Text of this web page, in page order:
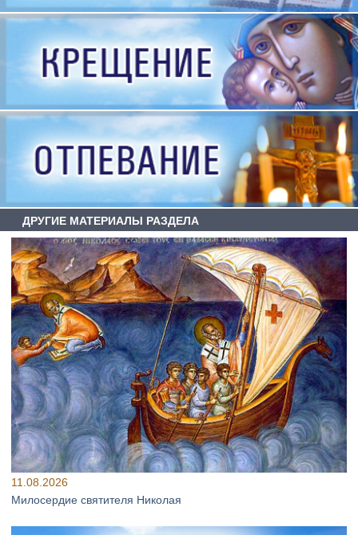
ДРУГИЕ МАТЕРИАЛЫ РАЗДЕЛА
11.08.2026
Милосердие святителя Николая